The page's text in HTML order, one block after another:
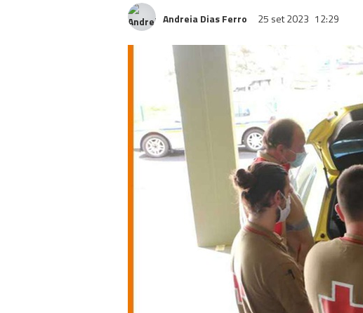
Andreia Dias Ferro 25 set 2023 12:29